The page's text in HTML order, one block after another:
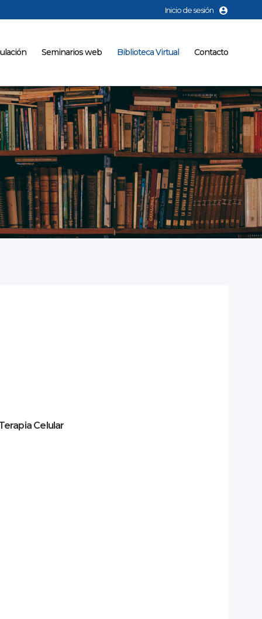
Inicio de sesión
Seminarios web Biblioteca Virtual Contacto
Celular